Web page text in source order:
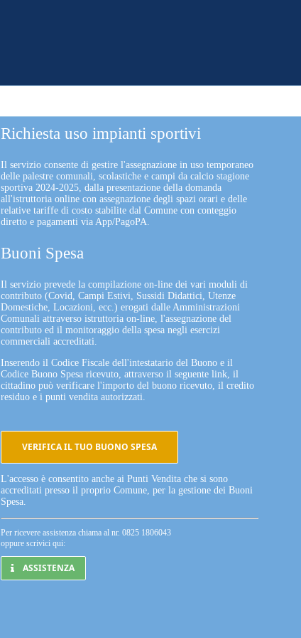
Richiesta uso impianti sportivi
Il servizio consente di gestire l'assegnazione in uso temporaneo
delle palestre comunali, scolastiche e campi da calcio stagione
sportiva 2024-2025, dalla presentazione della domanda
all'istruttoria online con assegnazione degli spazi orari e delle
relative tariffe di costo stabilite dal Comune con conteggio
diretto e pagamenti via App/PagoPA.
Buoni Spesa
Il servizio prevede la compilazione on-line dei vari moduli di
contributo (Covid, Campi Estivi, Sussidi Didattici, Utenze
Domestiche, Locazioni, ecc.) erogati dalle Amministrazioni
Comunali attraverso istruttoria on-line, l'assegnazione del
contributo ed il monitoraggio della spesa negli esercizi
commerciali accreditati.
Inserendo il Codice Fiscale dell'intestatario del Buono e il
Codice Buono Spesa ricevuto, attraverso il seguente link, il
cittadino può verificare l'importo del buono ricevuto, il credito
residuo e i punti vendita autorizzati.
VERIFICA IL TUO BUONO SPESA
L'accesso è consentito anche ai Punti Vendita che si sono
accreditati presso il proprio Comune, per la gestione dei Buoni
Spesa.
Per ricevere assistenza chiama al nr. 0825 1806043
oppure scrivici qui:
ASSISTENZA